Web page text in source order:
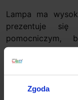
Zgoda
Lampa ma
prezentuje
konstrukcja
antycznego
szampańskim
abażur z tkaniny